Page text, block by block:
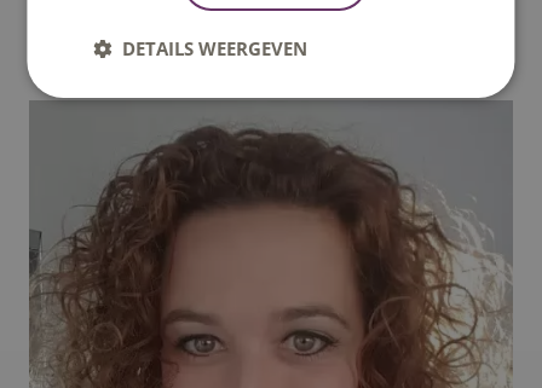
Het is een praktische opleiding, waar je echt iets aan
DETAILS WEERGEVEN